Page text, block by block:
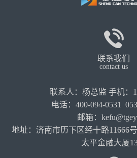
联系我们
contact us
联系人：杨总监 手机：
电话：400-094-0531
邮箱：
地址：济南市历下区经十路11666
太平金融大厦